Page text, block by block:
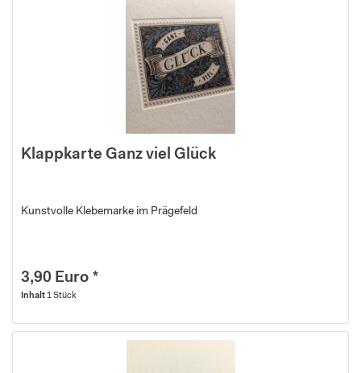
Klappkarte Ganz viel Glück
Kunstvolle Klebemarke im Prägefeld
3,90 Euro *
Inhalt 1 Stück